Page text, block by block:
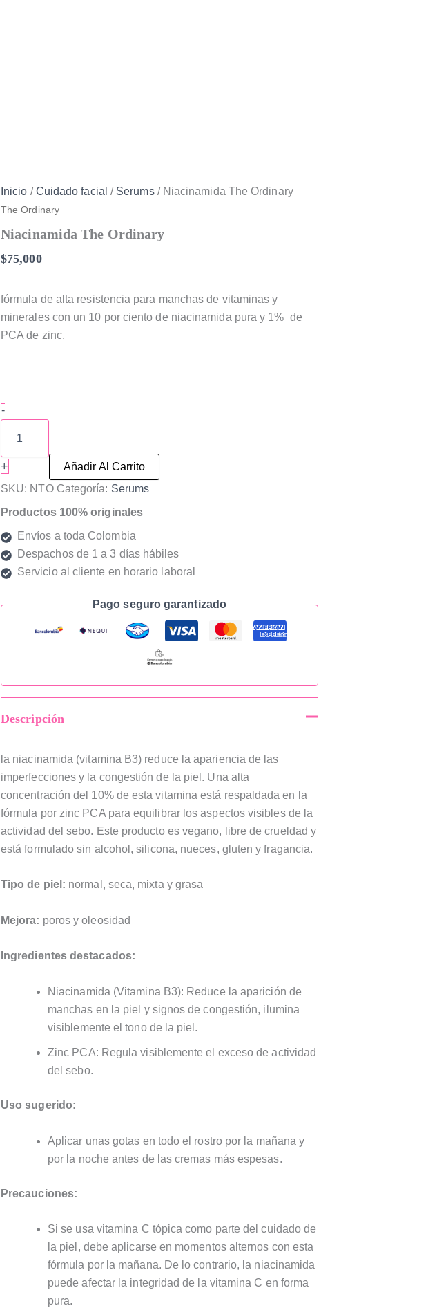
Inicio /Cuidado facial / Serums/ Niacinamida The Ordinary
The Ordinary
Niacinamida The Ordinary
$75,000
fórmula de alta resistencia para manchas de vitaminas y
minerales con un 10 por ciento de niacinamida pura y 1% de
PCA de zinc.
-Niacinamida
The
Ordinary
+
Añadir Al Carrito
SKU: NTO Categoría: Serums
Productos 100% originales
Envíos a toda Colombia
Despachos de 1 a 3 días hábiles
Servicio al cliente en horario laboral
Pago seguro garantizado
Descripción
la niacinamida (vitamina B3) reduce la apariencia de las
imperfecciones y la congestión de la piel. Una alta
concentración del 10% de esta vitamina está respaldada en la
fórmula por zinc PCA para equilibrar los aspectos visibles de la
actividad del sebo. Este producto es vegano, libre de crueldad y
está formulado sin alcohol, silicona, nueces, gluten y fragancia.
Tipo de piel: normal, seca, mixta y grasa
Mejora: poros y oleosidad
Ingredientes destacados:
Niacinamida (Vitamina B3): Reduce la aparición de
manchas en la piel y signos de congestión, ilumina
visiblemente el tono de la piel.
Zinc PCA: Regula visiblemente el exceso de actividad
del sebo.
Uso sugerido:
Aplicar unas gotas en todo el rostro por la mañana y
por la noche antes de las cremas más espesas.
Precauciones:
Si se usa vitamina C tópica como parte del cuidado de
la piel, debe aplicarse en momentos alternos con esta
fórmula por la mañana. De lo contrario, la niacinamida
puede afectar la integridad de la vitamina C en forma
pura.